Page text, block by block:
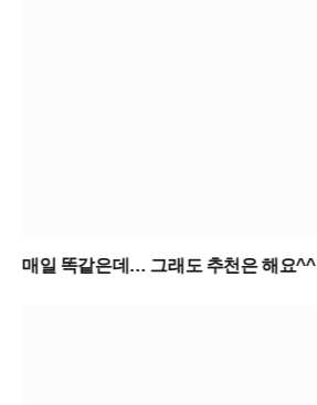
매일 똑같은데… 그래도 추천은 해요^^